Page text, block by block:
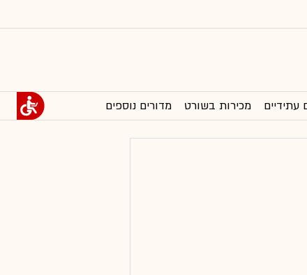
עתידיים מכירות בשורט מדורים נוספים